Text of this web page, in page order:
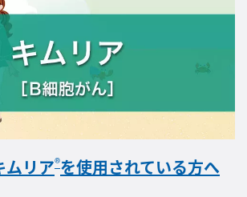
ムリア®を使用されている方へ